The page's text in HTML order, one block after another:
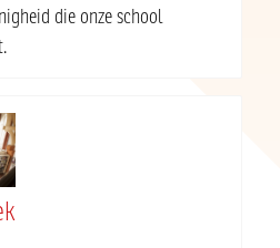
die onze school